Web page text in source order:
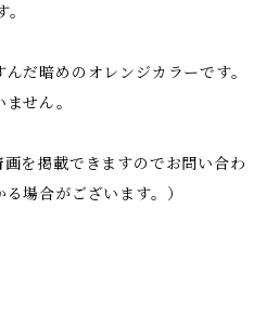
だ暗めのオレンジカラーです。
せん。
を掲載できますのでお問い合わ
場合がございます。）